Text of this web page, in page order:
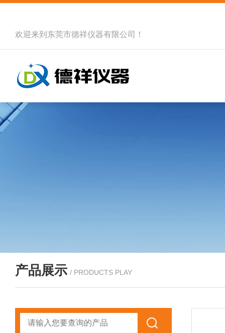
欢迎来到 东莞市德祥仪器有限公司 ！
产品展示 / PRODUCTS PLAY